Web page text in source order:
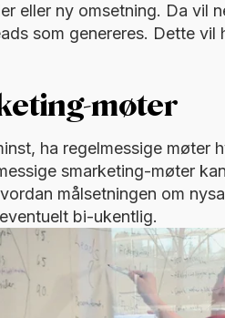
eller ny omsetning. Da vil
som genereres. Dette vil
møter
ha regelmessige møter
smarketing-møter
målsetningen om
bi-ukentlig.